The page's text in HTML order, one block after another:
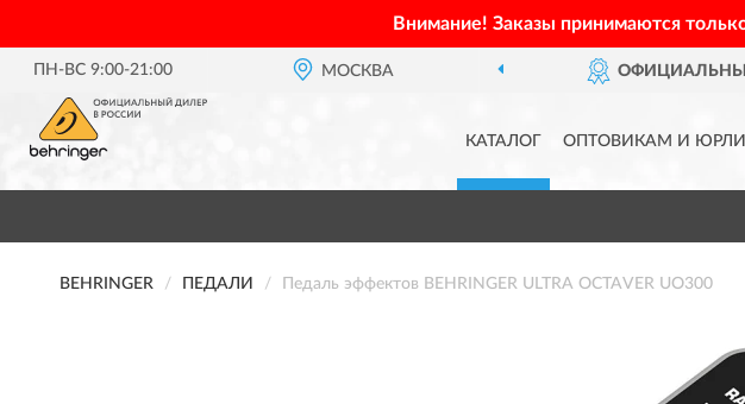
Внимание! Заказы принимаются
ПН-ВС 9:00-21:00 МОСКВА
КАТАЛОГ ОПТОВИКАМ И
BEHRINGER ПЕДАЛИ Педаль эффектов BEHRINGER ULTRA OCTAVER UO300